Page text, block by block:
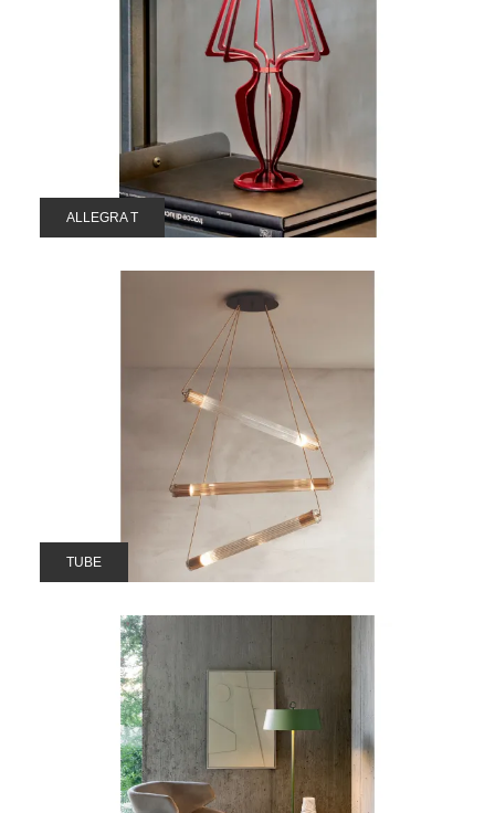
ALLEGRA T
TUBE